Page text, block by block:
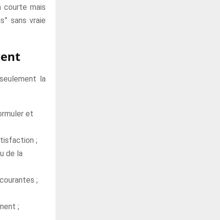
courte mais
sans vraie
la
et
;
de la
;
;